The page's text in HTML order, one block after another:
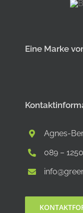
Eine Marke
Agnes-
089 –